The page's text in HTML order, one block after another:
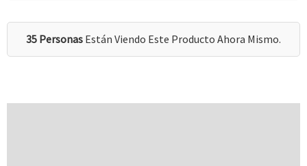
35 Personas Están Viendo Este Producto Ahora Mismo.